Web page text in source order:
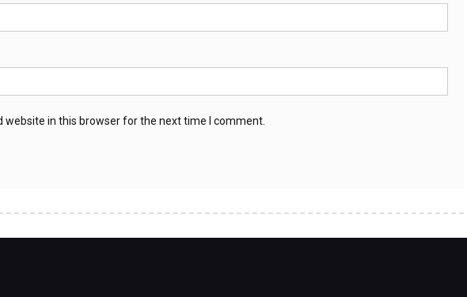
website in this browser for the next time I comment.